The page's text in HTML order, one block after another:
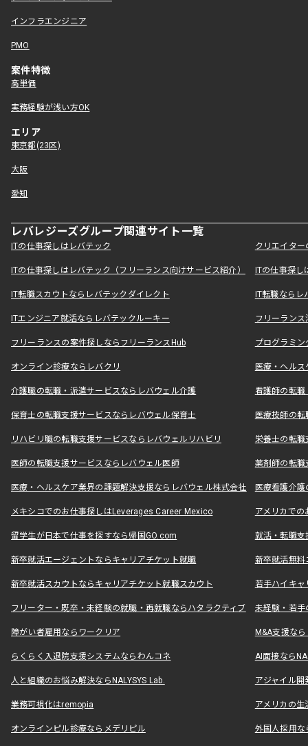
インフラエンジニア
PMO
案件特徴
高単価
実務経験が浅い方OK
エリア
東京都(23区)
大阪
愛知
レバレジーズグループ関連サイト一覧
ITの仕事探しはレバテック クリエイタ
ITの仕事探しはレバテック（フリーランス向けサービス紹介） ITの仕事探
IT転職スカウトならレバテックダイレクト IT転職なら
ITエンジニア就活ならレバテックルーキー フリーラン
フリーランスの案件探しならフリーランスHub プログラミ
オンライン診療ならレバクリ 医療・ヘル
介護職の転職・派遣サービスならレバウェル介護 看護師の転
保育士の転職支援サービスならレバウェル保育士 医療技師の
リハビリ職の転職支援サービスならレバウェルリハビリ 栄養士の転
医師の転職支援サービスならレバウェル医師 薬剤師の転
医療・ヘルスケア業界の課題解決支援ならレバウェル株式会社 医療看護介
メキシコでのお仕事探しはLeverages Career Mexico アメリカで
留学生が日本で仕事を探すなら帰国GO.com 就活・転職
新卒就活エージェントならキャリアチケット就職 新卒就活無料
新卒就活スカウトならキャリアチケット就職スカウト 若手ハイキ
フリーター・既卒・未経験の就職・再就職ならハタラクティブ 未経験・若手
障がい者雇用ならワークリア M&A支援な
らくらく入退院支援システムならわんコネ AI面接なら
人と組織のお悩み解決ならNALYSYS Lab. アジャイル
業務可視化はremopia アメリカの
オンラインピル診療ならメデリピル 外国人採用